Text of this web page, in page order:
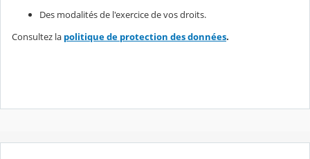
Des modalités de l'exercice de vos droits.
Consultez la politique de protection des données.